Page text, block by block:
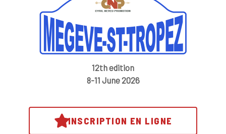
12th edition
8-11 June 2026
INSCRIPTION EN LIGNE